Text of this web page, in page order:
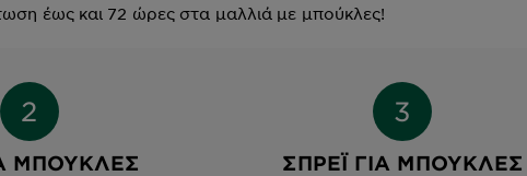
έως και 72 ώρες στα μαλλιά με μπούκλες!
ΜΠΟΎΚΛΕΣ ΣΠΡΈΙ ΓΙΑ ΜΠΟΎΚΛΕΣ